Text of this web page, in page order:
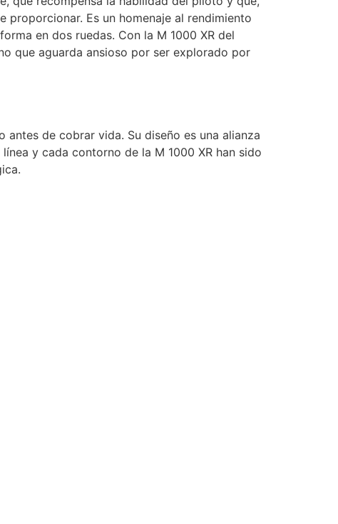
Es un homenaje al rendimiento
en dos ruedas. Con la M 1000 XR del
que aguarda ansioso por ser explorado por
de cobrar vida. Su diseño es una alianza
línea y cada contorno de la M 1000 XR han sido